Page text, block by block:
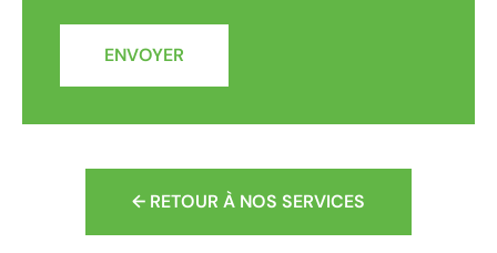
ENVOYER
← RETOUR À NOS SERVICES